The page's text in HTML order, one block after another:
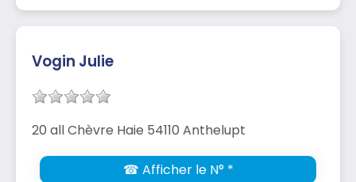
Vogin Julie
20 all Chèvre Haie 54110 Anthelupt
☎ Afficher le N° *